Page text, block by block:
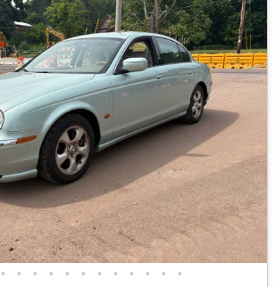
• • • • • • • • • • • •